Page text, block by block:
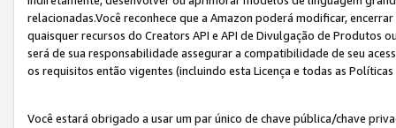
relacionadas.Você reconhece que a Amazon poderá modificar,
quaisquer recursos do Creators API e API de Divulgação de Produtos
será de sua responsabilidade assegurar a compatibilidade de seu
os requisitos então vigentes (incluindo esta Licença e todas as
Você estará obrigado a usar um par único de chave pública/chave